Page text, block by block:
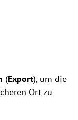
(Export), um die
Ort zu